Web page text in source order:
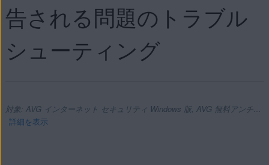
告される問題のトラブル
シューティング
対象: AVG インターネット セキュリティ Windows 版, AVG 無料アンチウイルス Windows 版
詳細を表示